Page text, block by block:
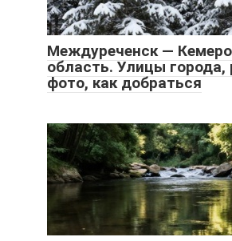
Междуреченск —
область. Улицы города,
фото, как добраться